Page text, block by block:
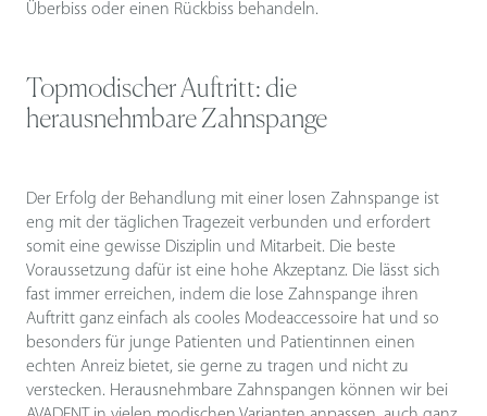
Überbiss oder einen Rückbiss behandeln.
Topmodischer Auftritt: die
herausnehmbare Zahnspange
Der Erfolg der Behandlung mit einer losen Zahnspange ist
eng mit der täglichen Tragezeit verbunden und erfordert
somit eine gewisse Disziplin und Mitarbeit. Die beste
Voraussetzung dafür ist eine hohe Akzeptanz. Die lässt sich
fast immer erreichen, indem die lose Zahnspange ihren
Auftritt ganz einfach als cooles Modeaccessoire hat und so
besonders für junge Patienten und Patientinnen einen
echten Anreiz bietet, sie gerne zu tragen und nicht zu
verstecken. Herausnehmbare Zahnspangen können wir bei